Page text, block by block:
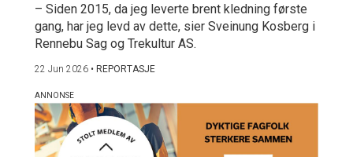
– Siden 2015, da jeg leverte brent kledning første
gang, har jeg levd av dette, sier Sveinung Kosberg i
Rennebu Sag og Trekultur AS.
22 Jun 2026 • REPORTASJE